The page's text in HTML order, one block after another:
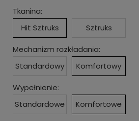
Tkanina:
Hit Sztruks
Sztruks
Mechanizm rozkładania:
Standardowy
Komfortowy
Wypełnienie:
Standardowe
Komfortowe